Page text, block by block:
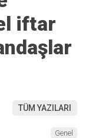
iftar
TÜM YAZILARI
Genel